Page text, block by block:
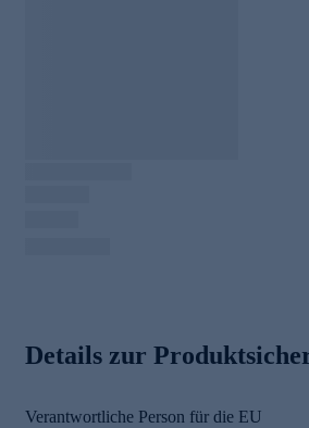
Details zur
Verantwortliche Person für die EU